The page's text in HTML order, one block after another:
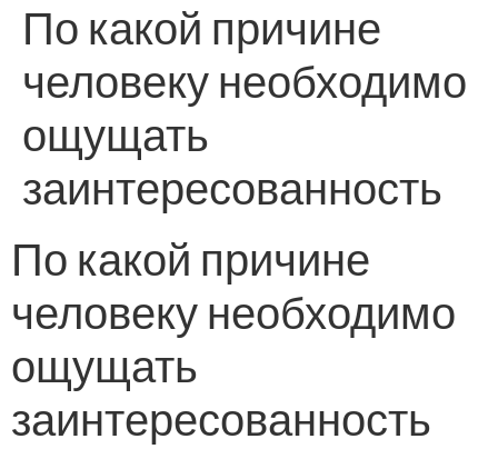
По какой причине
человеку необходимо
ощущать
заинтересованность
По какой причине
человеку необходимо
ощущать
заинтересованность